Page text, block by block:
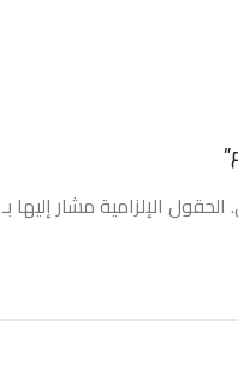
الحقول الإلزامية مشار إليها بـ